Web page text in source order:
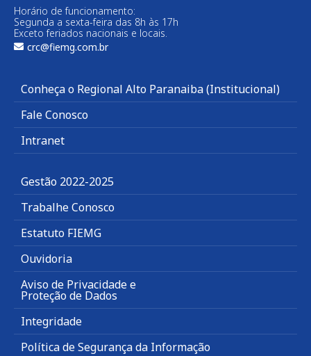
Horário de funcionamento:
Segunda a sexta-feira das 8h às 17h
Exceto feriados nacionais e locais.
crc@fiemg.com.br
Conheça o Regional Alto Paranaiba (Institucional)
Fale Conosco
Intranet
Gestão 2022-2025
Trabalhe Conosco
Estatuto FIEMG
Ouvidoria
Aviso de Privacidade e
Proteção de Dados
Integridade
Política de Segurança da Informação